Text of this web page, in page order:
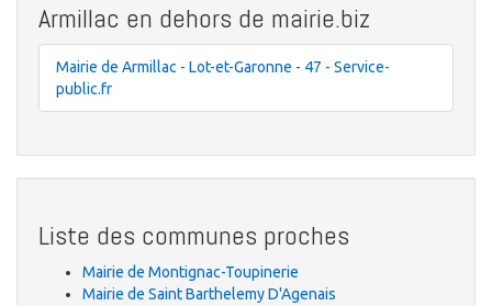
Armillac en dehors de mairie.biz
Mairie de Armillac - Lot-et-Garonne - 47 - Service-
public.fr
Liste des communes proches
Mairie de Montignac-Toupinerie
Mairie de Saint Barthelemy D'Agenais